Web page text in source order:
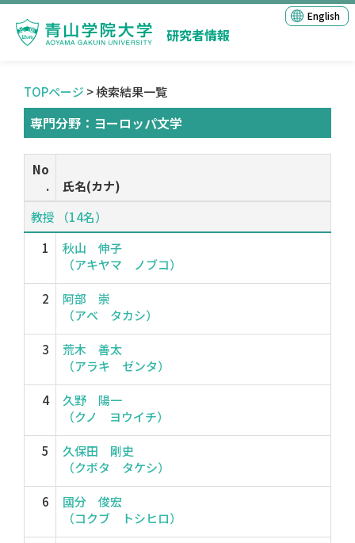
研究者情報
English
TOPページ > 検索結果一覧
専門分野：ヨーロッパ文学
No
.
氏名(カナ)
教授 （14名）
1
秋山 伸子
（アキヤマ ノブコ）
2
阿部 崇
（アベ タカシ）
3
荒木 善太
（アラキ ゼンタ）
4
久野 陽一
（クノ ヨウイチ）
5
久保田 剛史
（クボタ タケシ）
6
國分 俊宏
（コクブ トシヒロ）